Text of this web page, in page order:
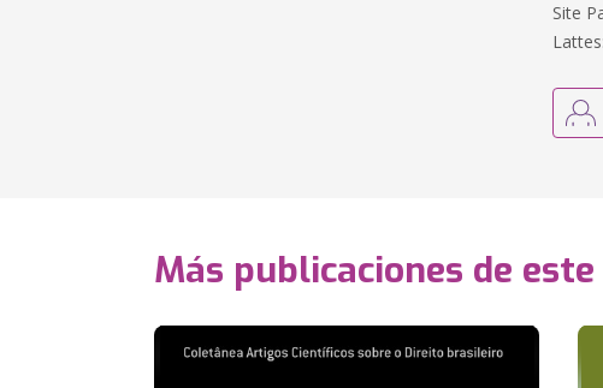
Site
Más publicaciones de